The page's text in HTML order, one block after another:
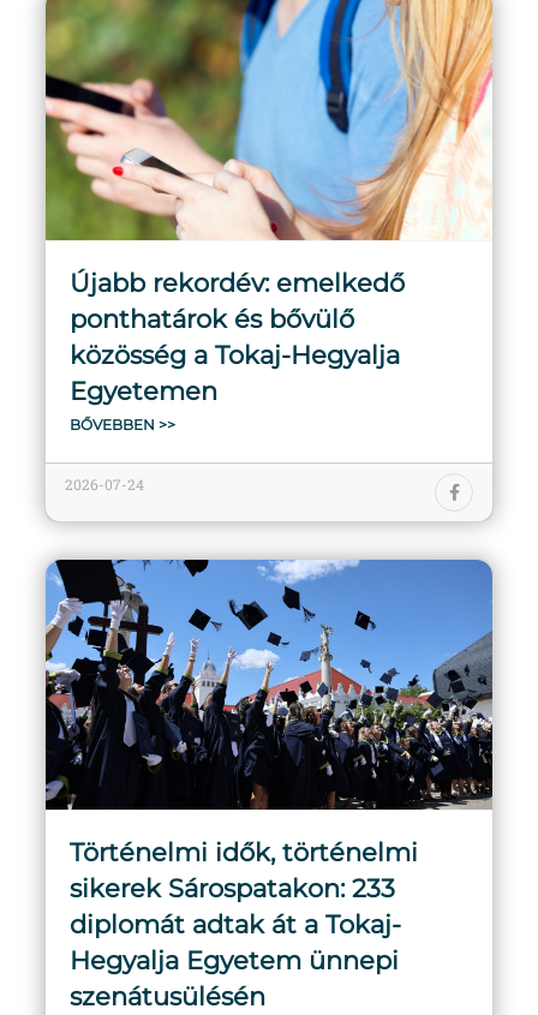
Újabb rekordév: emelkedő
ponthatárok és bővülő
közösség a Tokaj-Hegyalja
Egyetemen
BŐVEBBEN >>
2026-07-24
Történelmi idők, történelmi
sikerek Sárospatakon: 233
diplomát adtak át a Tokaj-
Hegyalja Egyetem ünnepi
szenátusülésén